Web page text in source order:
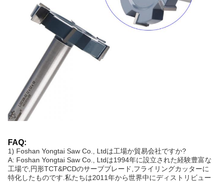
FAQ:
1) Foshan Yongtai Saw Co., Ltdは工場か貿易会社ですか?
A: Foshan Yongtai Saw Co., Ltdは1994年に設立された経験豊富な
工場で,円形TCT&PCDのサーブブレード,フライリングカッターに
特化したものです.私たちは2011年から世界中にディストリビュー